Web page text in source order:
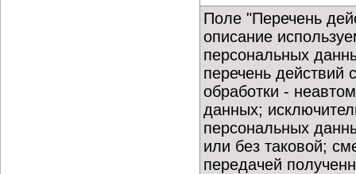
Поле "Перечень
описание
персональных
перечень действий
обработки -
данных;
персональных
или без таковой;
передачей